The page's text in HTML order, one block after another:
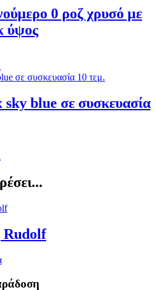
0 ροζ χρυσό με
ύψος
blue σε συσκευασία
Rudolf